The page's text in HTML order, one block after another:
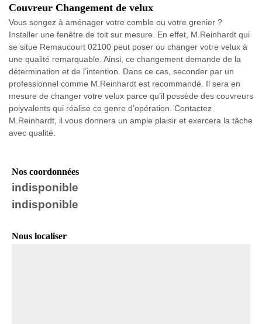
Couvreur Changement de velux
Vous songez à aménager votre comble ou votre grenier ?
Installer une fenêtre de toit sur mesure. En effet, M.Reinhardt qui
se situe Remaucourt 02100 peut poser ou changer votre velux à
une qualité remarquable. Ainsi, ce changement demande de la
détermination et de l’intention. Dans ce cas, seconder par un
professionnel comme M.Reinhardt est recommandé. Il sera en
mesure de changer votre velux parce qu’il possède des couvreurs
polyvalents qui réalise ce genre d’opération. Contactez
M.Reinhardt, il vous donnera un ample plaisir et exercera la tâche
avec qualité.
Nos coordonnées
indisponible
indisponible
Nous localiser